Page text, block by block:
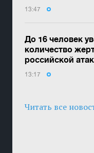
13:47
До 16 человек
количество
российской
13:17
Читать все